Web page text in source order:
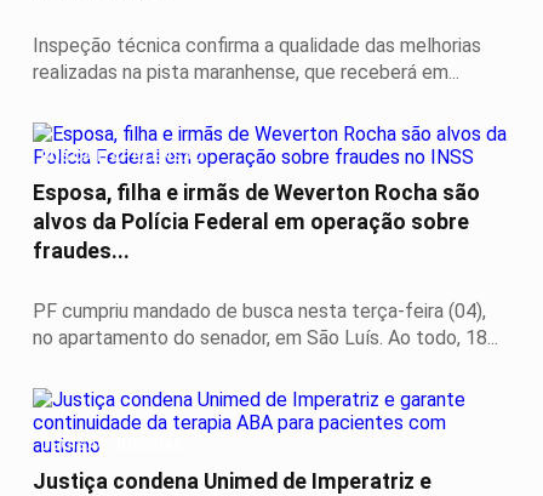
Inspeção técnica confirma a qualidade das melhorias
realizadas na pista maranhense, que receberá em...
BUSCA E APREENSÃO
Esposa, filha e irmãs de Weverton Rocha são
alvos da Polícia Federal em operação sobre
fraudes...
PF cumpriu mandado de busca nesta terça-feira (04),
no apartamento do senador, em São Luís. Ao todo, 18...
DECISÃO JUDICIAL
Justiça condena Unimed de Imperatriz e